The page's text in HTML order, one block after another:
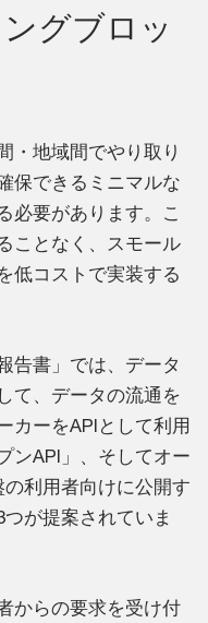
グブロッ
・地域間でやり取り
保できるミニマルな
必要があります。こ
ことなく、スモール
低コストで実装する
告書」では、データ
て、データの流通を
カーをAPIとして利用
ンAPI」、そしてオー
利用者向けに公開す
が提案されていま
からの要求を受け付